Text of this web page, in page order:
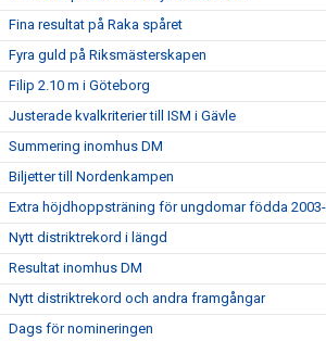
Fina resultat på Raka spåret
Fyra guld på Riksmästerskapen
Filip 2.10 m i Göteborg
Justerade kvalkriterier till ISM i Gävle
Summering inomhus DM
Biljetter till Nordenkampen
Extra höjdhoppsträning för ungdomar födda
Nytt distriktrekord i längd
Resultat inomhus DM
Nytt distriktrekord och andra framgångar
Dags för nomineringen